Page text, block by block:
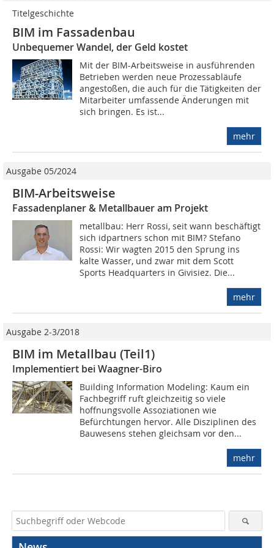
Titelgeschichte
BIM im Fassadenbau
Unbequemer Wandel, der Geld kostet
Mit der BIM-Arbeitsweise in ausführenden
Betrieben werden neue Prozessabläufe
angestoßen, die auch für die Tätigkeiten der
Mitarbeiter umfassende Änderungen mit
sich bringen. Es ist...
mehr
Ausgabe 05/2024
BIM-Arbeitsweise
Fassadenplaner & Metallbauer am Projekt
metallbau: Herr Rossi, seit wann beschäftigt
sich idpartners schon mit BIM? Stefano
Rossi: Wir wagten 2015 den Sprung ins
kalte Wasser, und zwar mit dem Scott
Sports Headquarters in Givisiez. Die...
mehr
Ausgabe 2-3/2018
BIM im Metallbau (Teil1)
Implementiert bei Waagner-Biro
Building Information Modeling: Kaum ein
Fachbegriff ruft gleichzeitig so viele
hoffnungsvolle Assoziationen wie
Befürchtungen hervor. Alle Disziplinen des
Bauwesens stehen gleichsam vor den...
mehr